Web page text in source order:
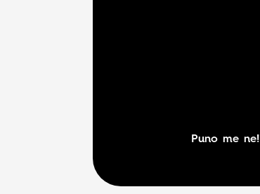
Puno me ne!